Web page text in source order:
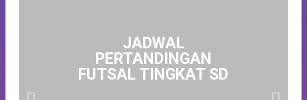
JADWAL
PERTANDINGAN
FUTSAL TINGKAT SD